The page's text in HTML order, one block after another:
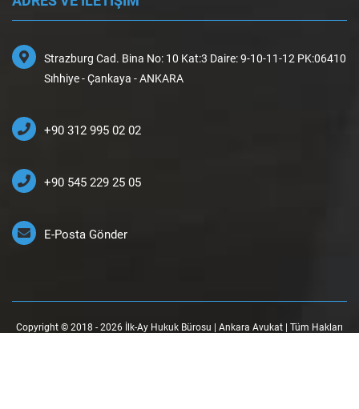
Strazburg Cad. Bina No: 10 Kat:3 Daire: 9-10-11-12 PK:06410
Sıhhiye - Çankaya - ANKARA
+90 312 995 02 02
+90 545 229 25 05
E-Posta Gönder
Copyright © 2018 - 2026 İlk-Ay Hukuk Bürosu | Ankara Avukat | Tüm Hakları